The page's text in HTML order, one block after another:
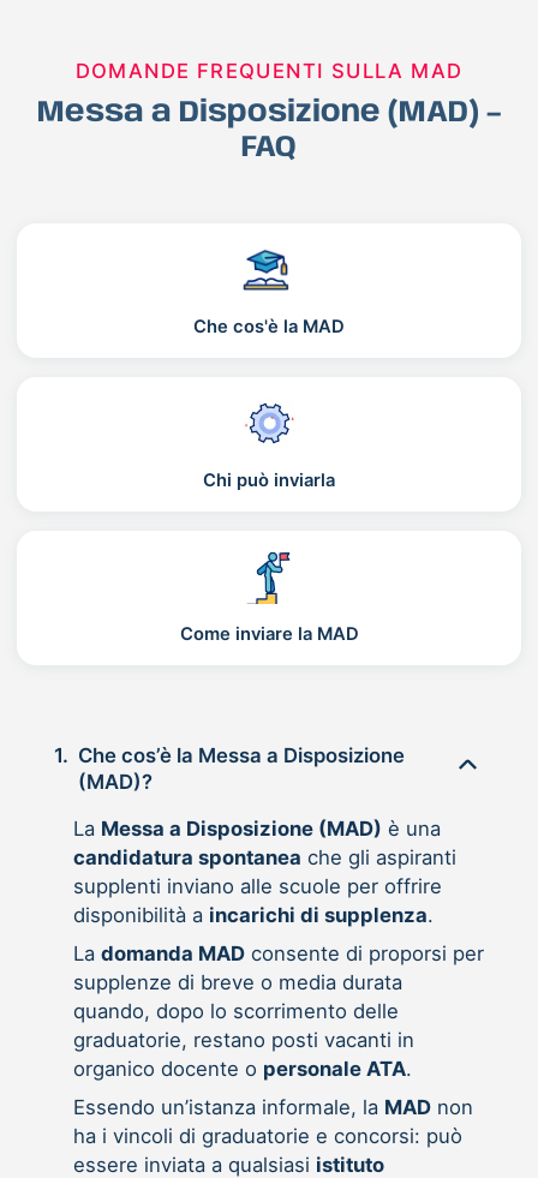
DOMANDE FREQUENTI SULLA MAD
Messa a Disposizione (MAD) –
FAQ
Che cos'è la MAD
Chi può inviarla
Come inviare la MAD
1. Che cos’è la Messa a Disposizione
(MAD)?
La Messa a Disposizione (MAD) è una
candidatura spontanea che gli aspiranti
supplenti inviano alle scuole per offrire
disponibilità a incarichi di supplenza.
La domanda MADconsente di proporsi per
supplenze di breve o media durata
quando, dopo lo scorrimento delle
graduatorie, restano posti vacanti in
organico docente o personale ATA.
Essendo un’istanza informale, la MADnon
ha i vincoli di graduatorie e concorsi: può
essere inviata a qualsiasi istituto